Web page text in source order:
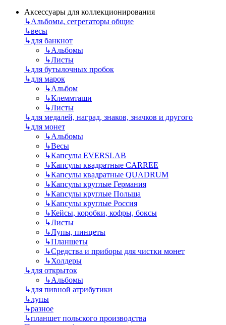
Аксессуары для коллекционирования
↳Альбомы, сегрегаторы общие
↳весы
↳для банкнот
↳Альбомы
↳Листы
↳для бутылочных пробок
↳для марок
↳Альбом
↳Клеммташи
↳Листы
↳для медалей, наград, знаков, значков и другого
↳для монет
↳Альбомы
↳Весы
↳Капсулы EVERSLAB
↳Капсулы квадратные CARREE
↳Капсулы квадратные QUADRUM
↳Капсулы круглые Германия
↳Капсулы круглые Польша
↳Капсулы круглые Россия
↳Кейсы, коробки, кофры, боксы
↳Листы
↳Лупы, пинцеты
↳Планшеты
↳Средства и приборы для чистки монет
↳Холдеры
↳для открыток
↳Альбомы
↳для пивной атрибутики
↳лупы
↳разное
↳планшет польского производства